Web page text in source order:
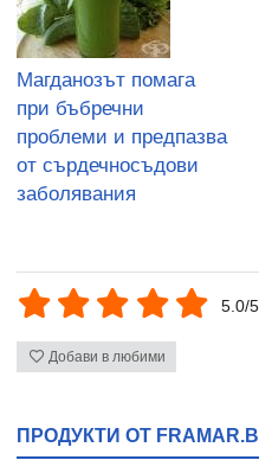
Магданозът помага
при бъбречни
проблеми и предпазва
от сърдечносъдови
заболявания
5.0/
Добави в любими
ПРОДУКТИ ОТ